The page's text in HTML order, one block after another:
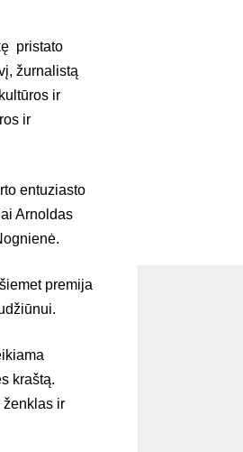
pristato
žurnalistą
ir
ir
entuziasto
Arnoldas
premija
kraštą.
ženklas ir